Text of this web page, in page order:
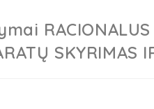
RACIONALUS
SKYRIMAS